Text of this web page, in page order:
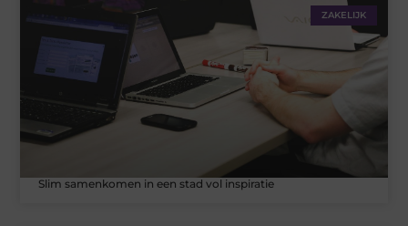
ZAKELIJK
Slim samenkomen in een stad vol inspiratie